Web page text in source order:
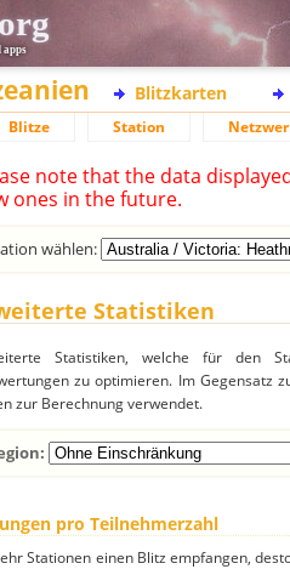
apps
Blitzkarten
Blitze Station
note that the data
ones in the future.
wählen:
Statistiken
Statistiken, welche für den
zu optimieren. Im Gegensatz
zur Berechnung verwendet.
pro Teilnehmerzahl
Stationen einen Blitz empfangen,